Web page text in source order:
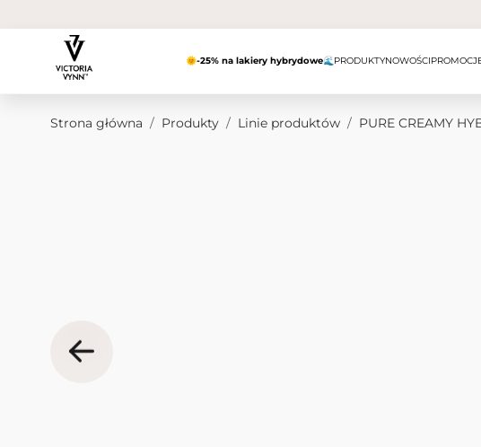
🌞-25% na lakiery hybrydowe🌊 PRODUKTYNOWOŚCI
Strona główna / Produkty / Linie produktów / PURE CREAMY